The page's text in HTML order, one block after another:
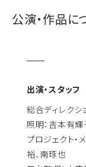
公演・作品に
出演・スタッフ
総合ディレクシ
照明：吉本有輝
プロジェクト・
裕、南琢也